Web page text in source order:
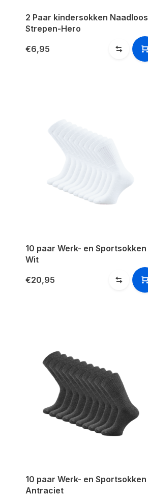
2 Paar kindersokken Naadloos
Strepen-Hero
€6,95
10 paar Werk- en Sportsokken
Wit
€20,95
10 paar Werk- en Sportsokken
Antraciet